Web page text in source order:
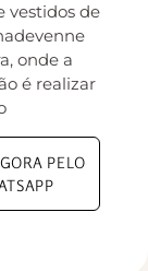
vestidos de
onde a
é realizar
PELO